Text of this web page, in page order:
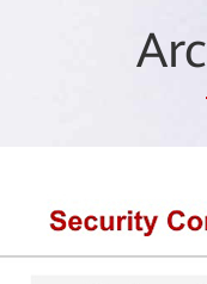
Arc